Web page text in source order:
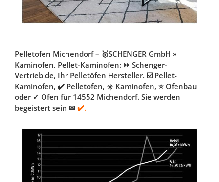
Pelletofen Michendorf – 🥇SCHENGER GmbH »
Kaminofen, Pellet-Kaminofen: ⏩ Schenger-
Vertrieb.de, Ihr Pelletöfen Hersteller. ☑️ Pellet-
Kaminofen, ✔️ Pelletofen, ☀️ Kaminofen, ⭐ Ofenbau
oder ✓ Ofen für 14552 Michendorf. Sie werden
begeistert sein ✉ ✔️.